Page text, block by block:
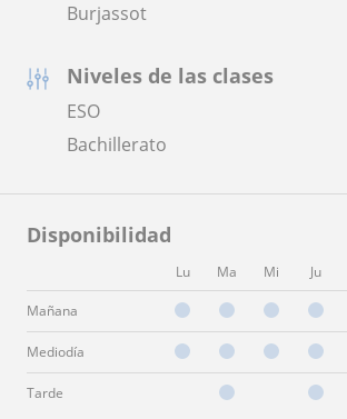
Burjassot
Niveles de las clases
ESO
Bachillerato
Disponibilidad
Lu Ma Mi Ju
Mañana
Mediodía
Tarde